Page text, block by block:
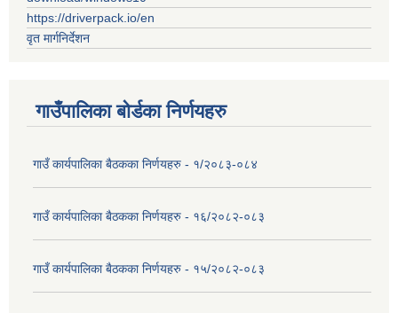
https://driverpack.io/en
वृत मार्गनिर्देशन
गाउँपालिका बोर्डका निर्णयहरु
गाउँ कार्यपालिका बैठकका निर्णयहरु - १/२०८३-०८४
गाउँ कार्यपालिका बैठकका निर्णयहरु - १६/२०८२-०८३
गाउँ कार्यपालिका बैठकका निर्णयहरु - १५/२०८२-०८३